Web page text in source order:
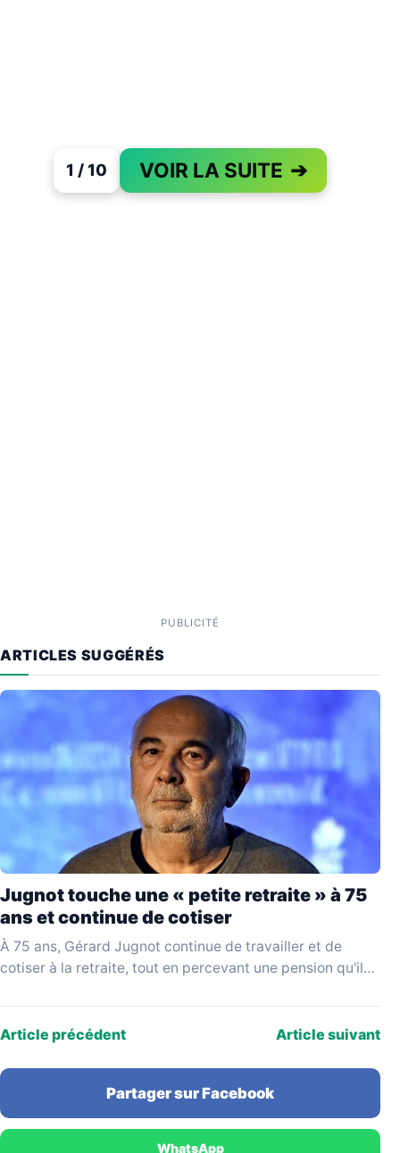
1 / 10 VOIR LA SUITE ➔
PAGE 1 OF 10
PUBLICITÉ
ARTICLES SUGGÉRÉS
Jugnot touche une « petite retraite » à 75
ans et continue de cotiser
À 75 ans, Gérard Jugnot continue de travailler et de
cotiser à la retraite, tout en percevant une pension qu'il
Article précédent Article suivant
Partager sur Facebook
WhatsApp